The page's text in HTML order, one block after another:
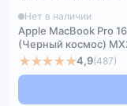
Нет в наличии
Apple MacBook Pro
(Черный космос)
★★★★★4,9(487)